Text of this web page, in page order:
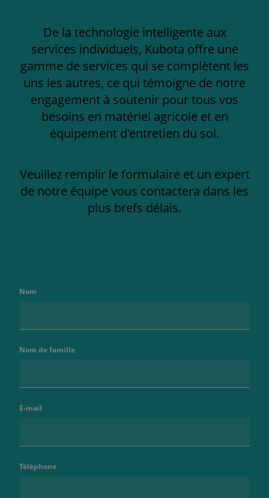
De la technologie intelligente aux
services individuels, Kubota offre une
gamme de services qui se complètent les
uns les autres, ce qui témoigne de notre
engagement à soutenir pour tous vos
besoins en matériel agricole et en
équipement d'entretien du sol.
Veuillez remplir le formulaire et un expert
de notre équipe vous contactera dans les
plus brefs délais.
Nom
Nom de famille
E-mail
Téléphone